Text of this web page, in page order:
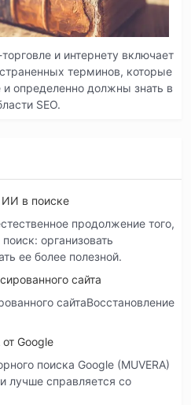
и интернету включает
терминов, которые
определенно должны знать в
SEO.
ИИ в поиске
продолжение того,
организовать
ее более полезной.
сайта
сайтаВосстановление
Google
поиска Google (MUVERA)
лучше справляется со